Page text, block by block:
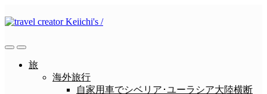
ン
ン
検
メ
ニ 旅
海外旅行
自家用車でシベリア･ユーラシア大陸横断